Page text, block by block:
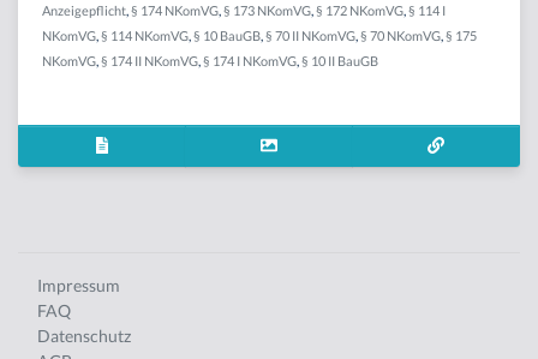
Anzeigepflicht § 174 NKomVG § 173 NKomVG § 172 NKomVG § 114 I
NKomVG § 114 NKomVG § 10 BauGB § 70 II NKomVG § 70 NKomVG § 175
NKomVG § 174 II NKomVG § 174 I NKomVG § 10 II BauGB
Impressum
FAQ
Datenschutz